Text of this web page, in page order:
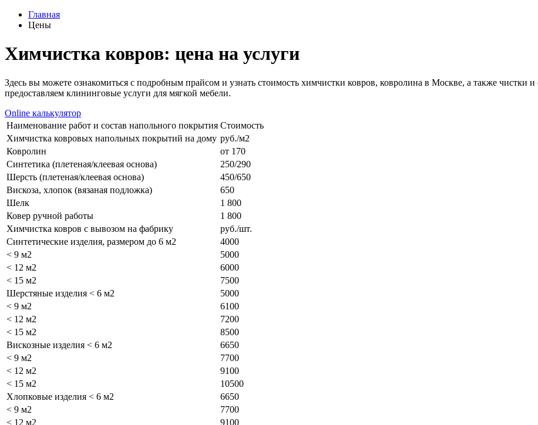
Главная
Цены
Химчистка ковров: цена на услуги
Здесь вы можете ознакомиться с подробным прайсом и узнать стоимость химчистки ковров, ковролина в Москве, а также
предоставляем клининговые услуги для мягкой мебели.
Online калькулятор
Наименование работ и состав напольного покрытия Стоимость
Химчистка ковровых напольных покрытий на дому руб./м2
Ковролин
от 170
Синтетика (плетеная/клеевая основа)
250/290
Шерсть (плетеная/клеевая основа)
450/650
Вискоза, хлопок (вязаная подложка)
650
Шелк
1 800
Ковер ручной работы
1 800
Химчистка ковров с вывозом на фабрику
руб./шт.
Синтетические изделия, размером до 6 м2
4000
< 9 м2
5000
< 12 м2
6000
< 15 м2
7500
Шерстяные изделия < 6 м2
5000
< 9 м2
6100
< 12 м2
7200
< 15 м2
8500
Вискозные изделия < 6 м2
6650
< 9 м2
7700
< 12 м2
9100
< 15 м2
10500
Хлопковые изделия < 6 м2
6650
< 9 м2
7700
< 12 м2
9100